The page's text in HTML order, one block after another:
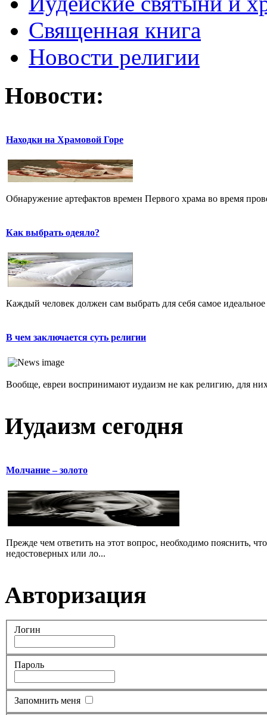
Священная книга
Новости религии
Новости:
Находки на Храмовой Горе
Обнаружение артефактов времен Первого храма во время
Как выбрать одеяло?
Каждый человек должен сам выбрать для себя самое
В чем заключается суть религии
Вообще, евреи воспринимают иудаизм не как религию, для
Иудаизм сегодня
Молчание – золото
Прежде чем ответить на этот вопрос, необходимо пояснить,
недостоверных или ло...
Авторизация
Логин
Пароль
Запомнить меня